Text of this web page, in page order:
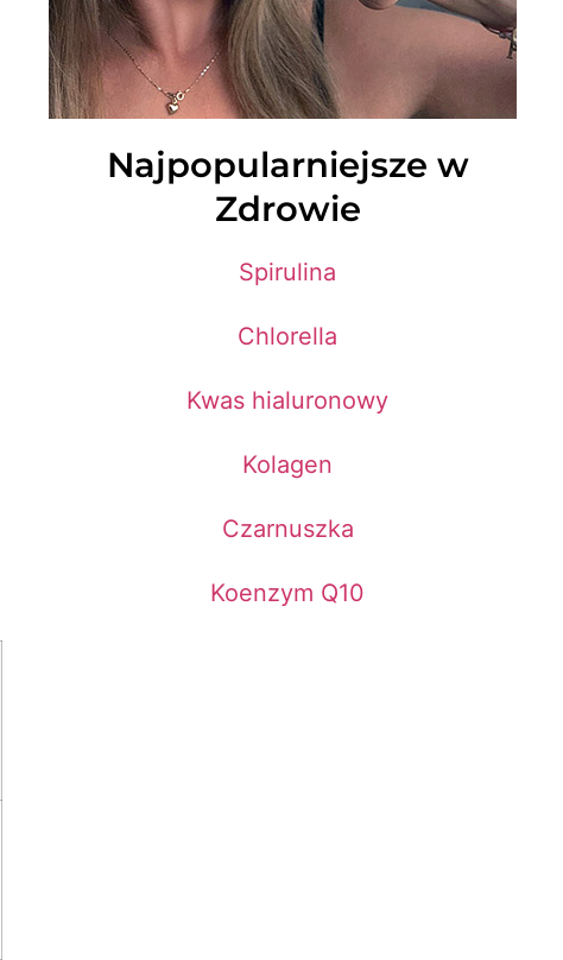
Najpopularniejsze w
Zdrowie
Spirulina
Chlorella
Kwas hialuronowy
Kolagen
Czarnuszka
Koenzym Q10